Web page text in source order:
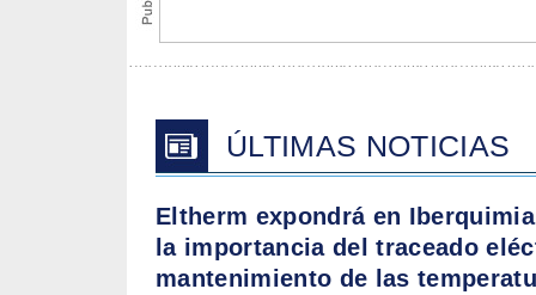
ÚLTIMAS NOTICIAS
Eltherm expondrá en
la importancia del traceado
mantenimiento de las